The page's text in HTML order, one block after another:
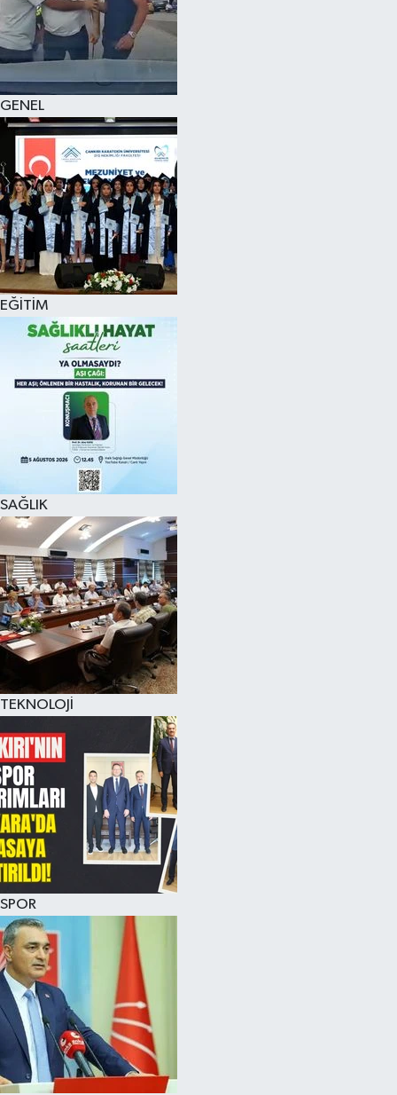
GENEL
EĞİTİM
SAĞLIK
TEKNOLOJİ
SPOR
KÜLTÜR SANAT
SAĞLIK
SİYASET
SPOR
TEKNOLOJİ
VİZYONDAKİLER
YAŞAM